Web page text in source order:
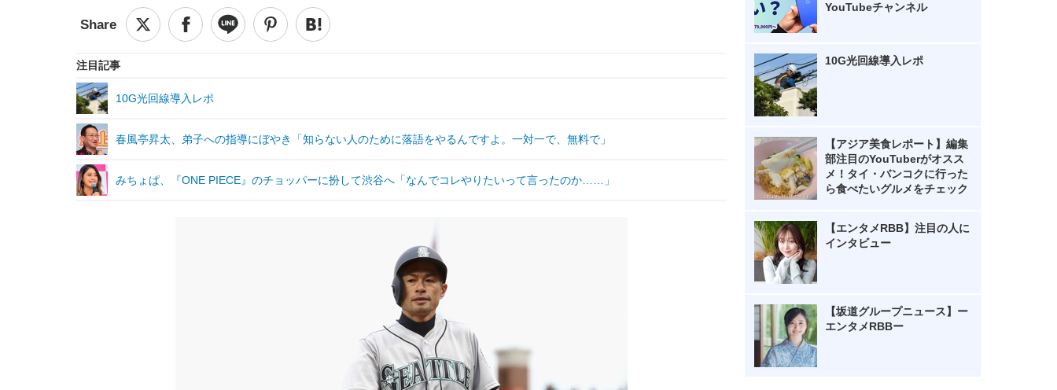
注目記事
10G光回線導入レポ
春風亭昇太、弟子への指導にぼやき「知らない人のために落語をやるんですよ。一対一で、無料で」
みちょぱ、『ONE PIECE』のチョッパーに扮して渋谷へ「なんでコレやりたいって言ったのか……」
YouTubeチャンネル
10G光回線導入レポ
【アジア美食レポート】編集
部注目のYouTuberがオスス
メ！タイ・バンコクに行った
ら食べたいグルメをチェック
【エンタメRBB】注目の人に
インタビュー
【坂道グループニュース】ー
エンタメRBBー